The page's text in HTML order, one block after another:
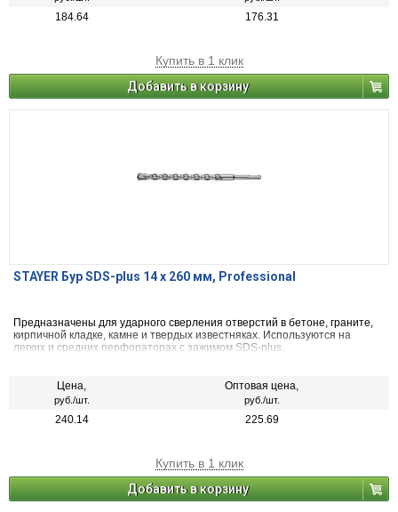
184.64 176.31
Купить в 1 клик
Добавить в корзину
STAYER Бур SDS-plus 14 x 260 мм, Professional
Предназначены для ударного сверления отверстий в бетоне, граните,
кирпичной кладке, камне и твердых известняках. Используются на
легких и средних перфораторах с зажимом SDS-plus.
Цена,
руб./шт.
Оптовая цена,
руб./шт.
240.14 225.69
Купить в 1 клик
Добавить в корзину